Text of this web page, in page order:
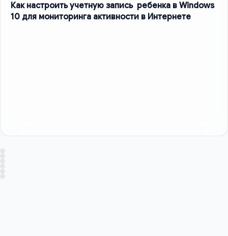
Как настроить учетную запись ребенка в Windows
10 для мониторинга активности в Интернете